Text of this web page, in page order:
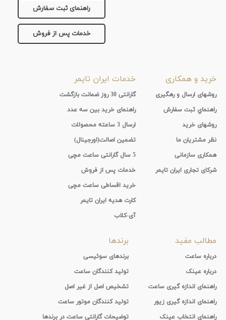
راهنمای ثبت سفارش
خدمات پس از فروش
خرید و همکاری
روشهای ارسال و رهگیری
راهنماي ثبت سفارش
روشهای خرید
نظر مشتریان ما
همکاری سازمانی
شرکای تجاری ایران تایمر
خدمات ایران تایمر
گارانتی 30 روز ضمانت بازگشت
راهنمای خرید بین سه عدد
ارسال 3 ساعته محصولات
تضمین اصالت(اورجینال)
5 سال گارانتی ساعت مچی
خدمات پس از فروش
خرید اقساطی ساعت مچی
کارت هدیه ایران تایمر
آی-کلاب
مطالب مفید
درباره ساعت
درباره عینک
راهنمای اندازه گیری ساعت
راهنمای اندازه گیری زیور
راهنمای انتخاب عینک
برندها
برندهای سوئیسی
تولید کنندگان ساعت
تشخیص اصل از غیر اصل
تولید کنندگان موتور ساعت
توضیحات گارانتی ساعت در برندها